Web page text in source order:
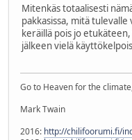
Mitenkäs totaalisesti
pakkasissa, mitä
keräillä pois jo
jälkeen vielä
Go to Heaven for the
Mark Twain
2016: http://chilifoorumi.fi/